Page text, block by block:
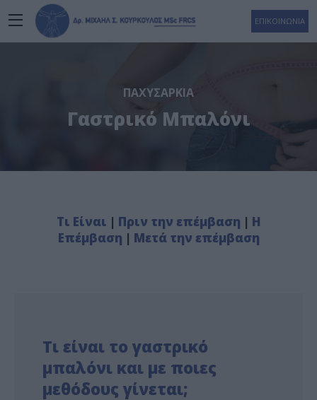
ΕΠΙΚΟΙΝΩΝΙΑ
ΠΑΧΥΣΑΡΚΊΑ
Γαστρικό Μπαλόνι
Τι Είναι | Πριν την επέμβαση | Η
Επέμβαση | Μετά την επέμβαση
Τι είναι το γαστρικό
μπαλόνι και με ποιες
μεθόδους γίνεται;